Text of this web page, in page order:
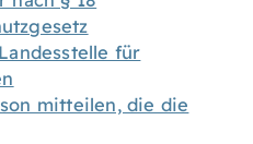
für
mitteilen, die die